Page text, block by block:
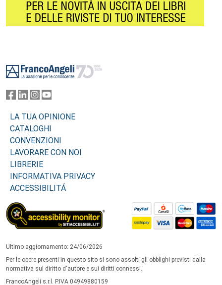
LA TUA OPINIONE
CATALOGHI
CONVENZIONI
LAVORARE CON NOI
LIBRERIE
INFORMATIVA PRIVACY
ACCESSIBILITÁ
Ultimo aggiornamento: 24/06/2026
Per le opere presenti in questo sito si sono assolti gli obblighi previsti dalla
normativa sul diritto d'autore e sui diritti connessi.
FrancoAngeli s.r.l. P.IVA 04949880159